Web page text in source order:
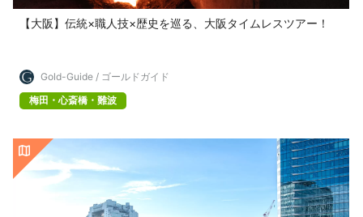
【大阪】伝統×職人技×歴史を巡る、大阪タイムレスツアー！
Gold-Guide / ゴールドガイド
梅田・心斎橋・難波